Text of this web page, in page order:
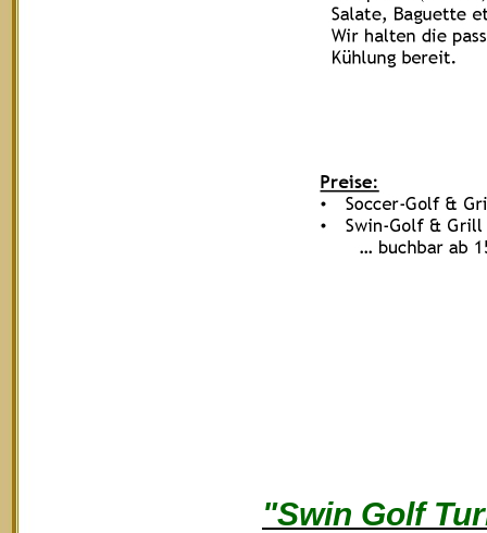
"Swin Golf